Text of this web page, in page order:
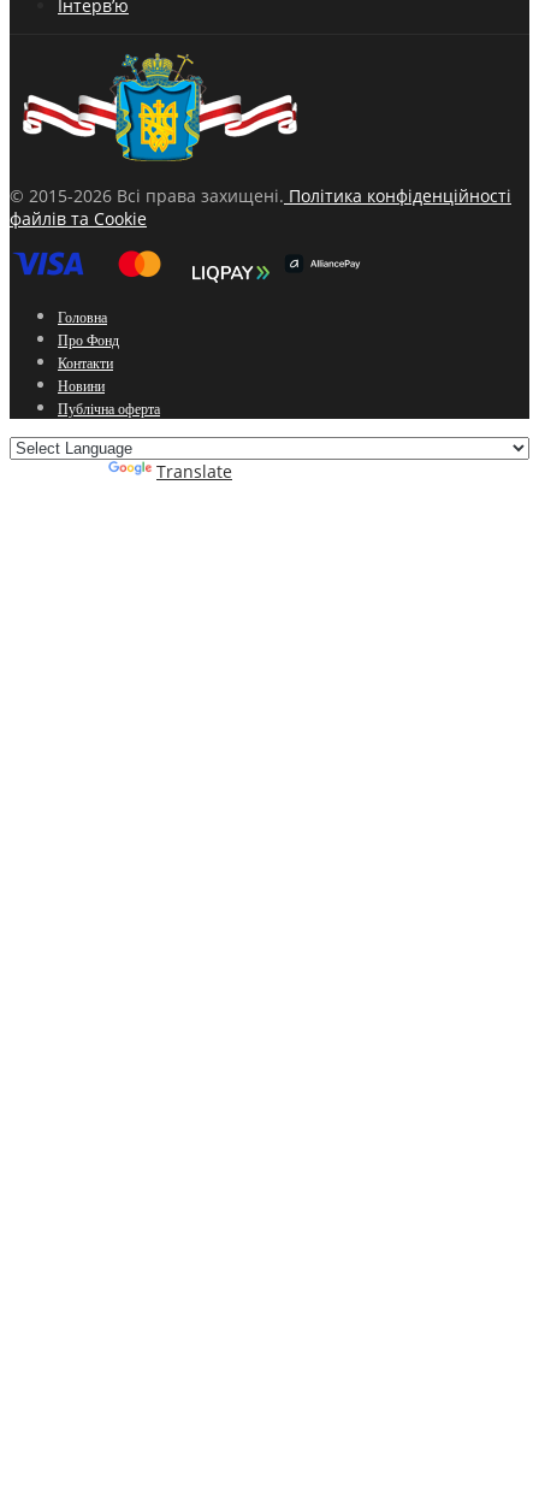
Інтерв’ю
© 2015-2026 Всі права захищені. Політика конфіденційності
файлів та Cookie
Головна
Про Фонд
Контакти
Новини
Публічна оферта
Translate